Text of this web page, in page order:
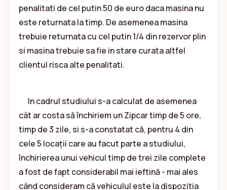
penalitati de cel putin 50 de euro daca masina nu
este returnata la timp. De asemenea masina
trebuie returnata cu cel putin 1/4 din rezervor plin
si masina trebuie sa fie in stare curata altfel
clientul risca alte penalitati.
In cadrul studiului s-a calculat de asemenea
cât ar costa să închiriem un Zipcar timp de 5 ore,
timp de 3 zile, si s-a constatat că, pentru 4 din
cele 5 locații care au facut parte a studiului,
închirierea unui vehicul timp de trei zile complete
a fost de fapt considerabil mai ieftină - mai ales
când consideram că vehiculul este la dispozitia